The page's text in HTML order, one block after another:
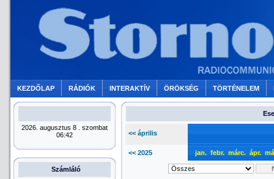
KEZDŐLAP RÁDIÓK INTERAKTÍV ÖRÖKSÉG TÖRTÉNELEM
2026. augusztus 8 . szombat
06:42
Számláló
<< április
<< 2025 jan. febr. márc. ápr.